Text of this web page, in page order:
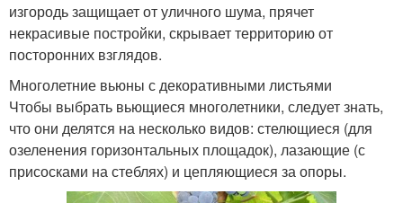
изгородь защищает от уличного шума, прячет
некрасивые постройки, скрывает территорию от
посторонних взглядов.
Многолетние вьюны с декоративными листьями
Чтобы выбрать вьющиеся многолетники, следует знать,
что они делятся на несколько видов: стелющиеся (для
озеленения горизонтальных площадок), лазающие (с
присосками на стеблях) и цепляющиеся за опоры.